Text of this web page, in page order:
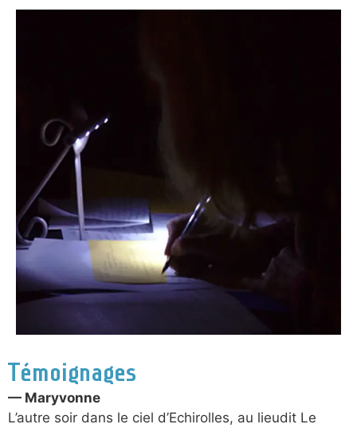
Témoignages
— Maryvonne
L’autre soir dans le ciel d’Echirolles, au lieudit Le